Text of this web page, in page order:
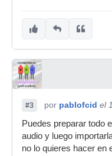
#3 por pablofcid el
Puedes preparar todo
audio y luego
no lo quieres hacer en